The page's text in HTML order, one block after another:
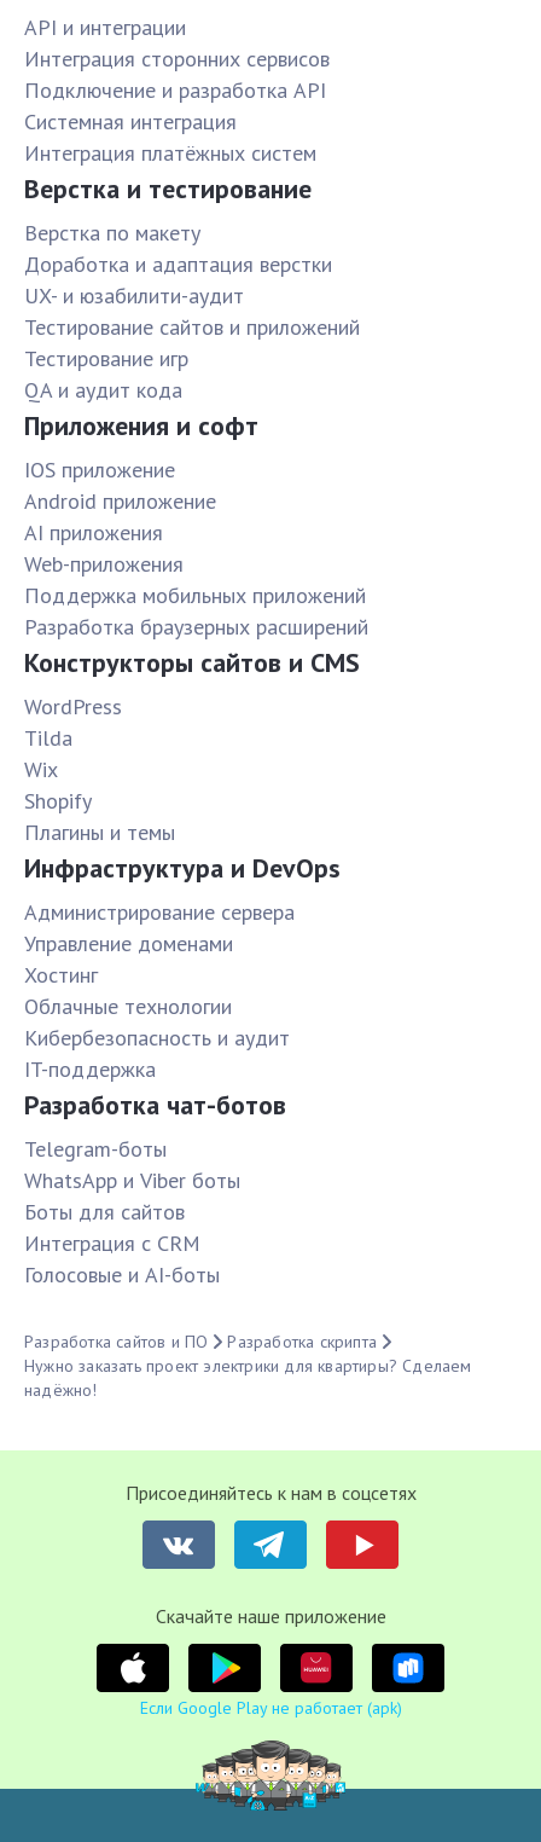
API и интеграции
Интеграция сторонних сервисов
Подключение и разработка API
Системная интеграция
Интеграция платёжных систем
Верстка и тестирование
Верстка по макету
Доработка и адаптация верстки
UX- и юзабилити-аудит
Тестирование сайтов и приложений
Тестирование игр
QA и аудит кода
Приложения и софт
IOS приложение
Android приложение
AI приложения
Web-приложения
Поддержка мобильных приложений
Разработка браузерных расширений
Конструкторы сайтов и CMS
WordPress
Tilda
Wix
Shopify
Плагины и темы
Инфраструктура и DevOps
Администрирование сервера
Управление доменами
Хостинг
Облачные технологии
Кибербезопасность и аудит
IT-поддержка
Разработка чат-ботов
Telegram-боты
WhatsApp и Viber боты
Боты для сайтов
Интеграция с CRM
Голосовые и AI-боты
Разработка сайтов и ПО
Разработка скрипта
Нужно заказать проект электрики для квартиры? Сделаем
надёжно!
Присоединяйтесь к нам в соцсетях
Cкачайте наше приложение
Если Google Play не работает (apk)